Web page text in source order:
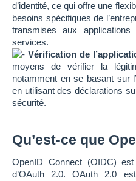
d’identité, ce qui offre une
besoins spécifiques de
transmises aux
services.
Vérification de
moyens de vérifier la
notamment en se basant sur
en utilisant des déclarations
sécurité.
Qu’est-ce que
OpenID Connect (OIDC)
d’OAuth 2.0. OAuth 2.0